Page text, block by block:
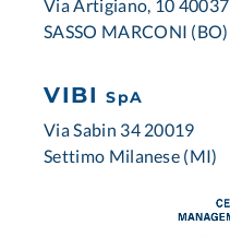
Via Artigiano, 10 40037
SASSO MARCONI (BO)
VIBI SpA
Via Sabin 34 20019
Settimo Milanese (MI)